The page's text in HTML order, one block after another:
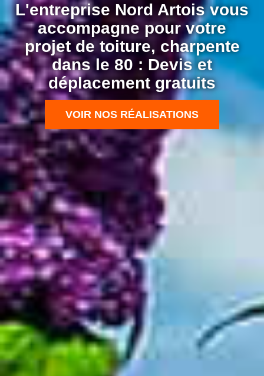
L'entreprise Nord Artois vous
accompagne pour votre
projet de toiture, charpente
dans le 80 : Devis et
déplacement gratuits
VOIR NOS RÉALISATIONS